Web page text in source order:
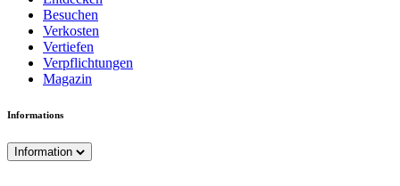
Besuchen
Verkosten
Vertiefen
Verpflichtungen
Magazin
Informations
Information